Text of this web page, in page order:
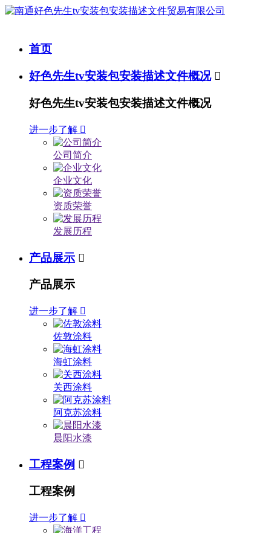
首页
好色先生tv安装包安装描述文件概况 
好色先生tv安装包安装描述文件概况
进一步了解 
公司简介
企业文化
资质荣誉
发展历程
产品展示 
产品展示
进一步了解 
佐敦涂料
海虹涂料
关西涂料
阿克苏涂料
晨阳水漆
工程案例 
工程案例
进一步了解 